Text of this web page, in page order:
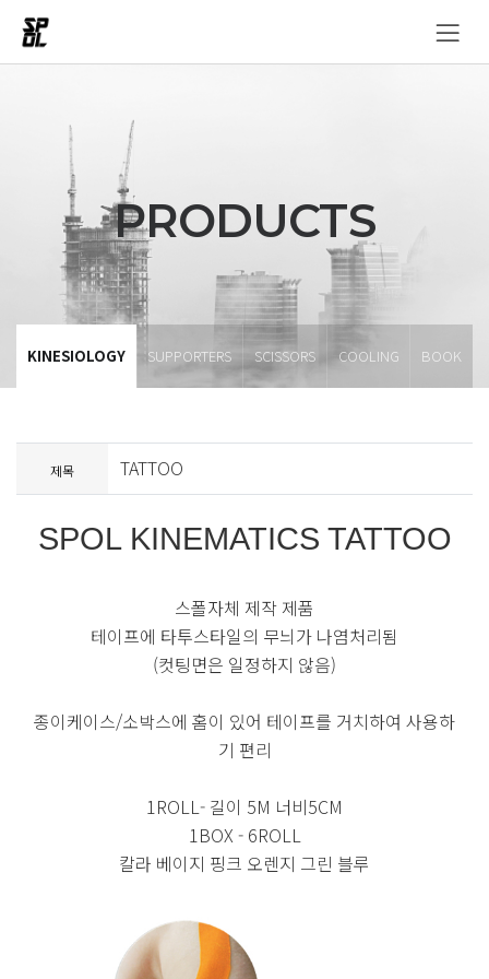
PRODUCTS
KINESIOLOGY SUPPORTERS SCISSORS COOLING BOOK
제목 TATTOO
SPOL KINEMATICS TATTOO
스폴자체 제작 제품
테이프에 타투스타일의 무늬가 나염처리됨
(컷팅면은 일정하지 않음)
종이케이스/소박스에 홈이 있어 테이프를 거치하여 사용하
기 편리
1ROLL- 길이 5M 너비5CM
1BOX - 6ROLL
칼라 베이지 핑크 오렌지 그린 블루